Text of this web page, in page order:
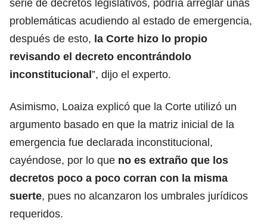
serie de decretos legislativos, podría arreglar unas
problemáticas acudiendo al estado de emergencia,
después de esto, la Corte hizo lo propio
revisando el decreto encontrándolo
inconstitucional”, dijo el experto.
Asimismo, Loaiza explicó que la Corte utilizó un
argumento basado en que la matriz inicial de la
emergencia fue declarada inconstitucional,
cayéndose, por lo que no es extraño que los
decretos poco a poco corran con la misma
suerte, pues no alcanzaron los umbrales jurídicos
requeridos.